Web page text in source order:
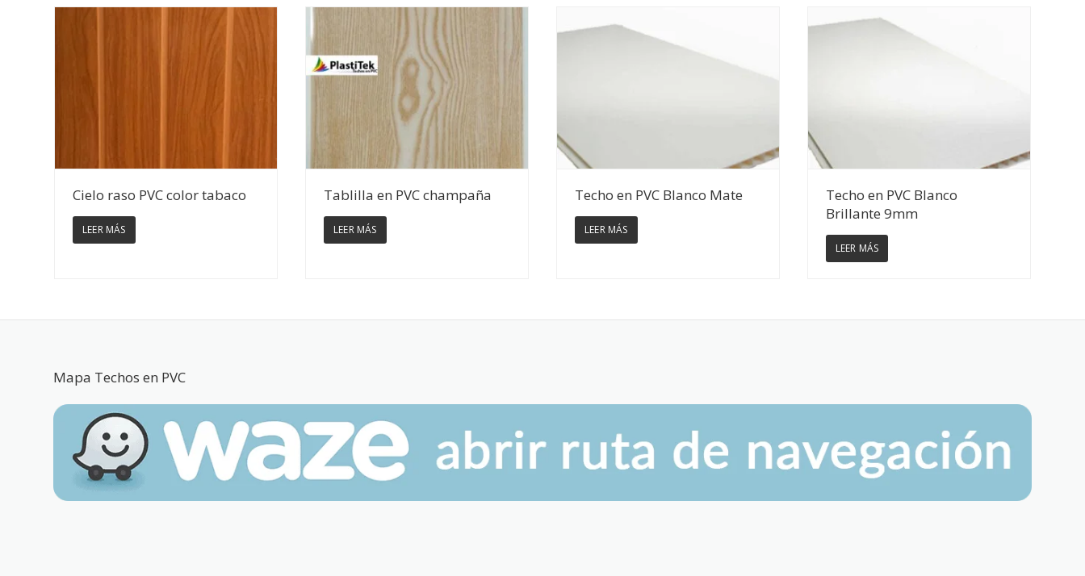
Ver Detalles
Cielo raso PVC color tabaco
LEER MÁS
Ver Detalles
Tablilla en PVC champaña
LEER MÁS
Ver Detalles
Techo en PVC Blanco Mate
LEER MÁS
Ver Detalles
Techo en PVC Blanco
Brillante 9mm
LEER MÁS
Mapa Techos en PVC